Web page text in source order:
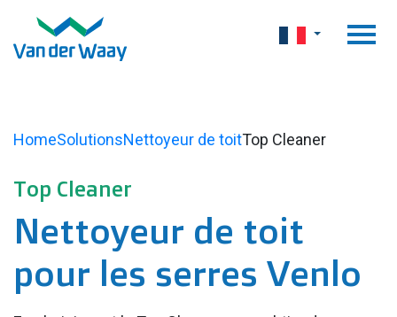
HomeSolutionsNettoyeur de toitTop Cleaner
Top Cleaner
Nettoyeur de toit
pour les serres Venlo